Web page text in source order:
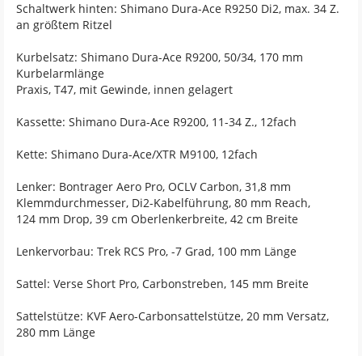
Schaltwerk hinten: Shimano Dura-Ace R9250 Di2, max. 34 Z.
an größtem Ritzel
Kurbelsatz: Shimano Dura-Ace R9200, 50/34, 170 mm
Kurbelarmlänge
Praxis, T47, mit Gewinde, innen gelagert
Kassette: Shimano Dura-Ace R9200, 11-34 Z., 12fach
Kette: Shimano Dura-Ace/XTR M9100, 12fach
Lenker: Bontrager Aero Pro, OCLV Carbon, 31,8 mm
Klemmdurchmesser, Di2-Kabelführung, 80 mm Reach,
124 mm Drop, 39 cm Oberlenkerbreite, 42 cm Breite
Lenkervorbau: Trek RCS Pro, -7 Grad, 100 mm Länge
Sattel: Verse Short Pro, Carbonstreben, 145 mm Breite
Sattelstütze: KVF Aero-Carbonsattelstütze, 20 mm Versatz,
280 mm Länge